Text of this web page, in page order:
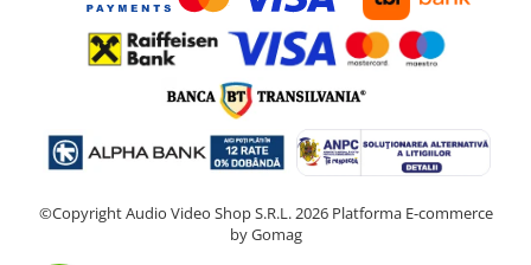
©Copyright Audio Video Shop S.R.L. 2026 Platforma E-commerce
by Gomag